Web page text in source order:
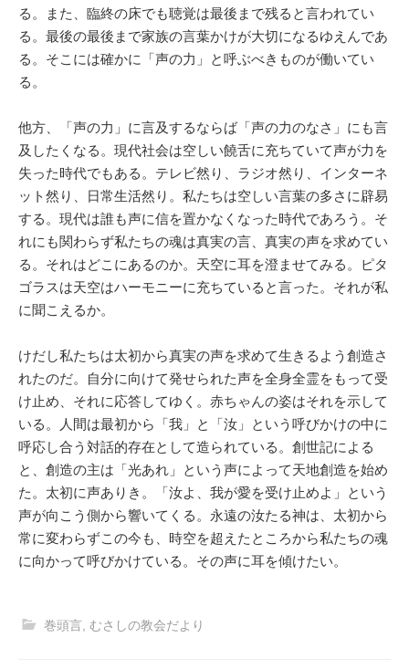
る。また、臨終の床でも聴覚は最後まで残ると言われてい
る。最後の最後まで家族の言葉かけが大切になるゆえんであ
る。そこには確かに「声の力」と呼ぶべきものが働いてい
る。
他方、「声の力」に言及するならば「声の力のなさ」にも言
及したくなる。現代社会は空しい饒舌に充ちていて声が力を
失った時代でもある。テレビ然り、ラジオ然り、インターネ
ット然り、日常生活然り。私たちは空しい言葉の多さに辟易
する。現代は誰も声に信を置かなくなった時代であろう。そ
れにも関わらず私たちの魂は真実の言、真実の声を求めてい
る。それはどこにあるのか。天空に耳を澄ませてみる。ピタ
ゴラスは天空はハーモニーに充ちていると言った。それが私
に聞こえるか。
けだし私たちは太初から真実の声を求めて生きるよう創造さ
れたのだ。自分に向けて発せられた声を全身全霊をもって受
け止め、それに応答してゆく。赤ちゃんの姿はそれを示して
いる。人間は最初から「我」と「汝」という呼びかけの中に
呼応し合う対話的存在として造られている。創世記による
と、創造の主は「光あれ」という声によって天地創造を始め
た。太初に声ありき。「汝よ、我が愛を受け止めよ」という
声が向こう側から響いてくる。永遠の汝たる神は、太初から
常に変わらずこの今も、時空を超えたところから私たちの魂
に向かって呼びかけている。その声に耳を傾けたい。
巻頭言 むさしの教会だより